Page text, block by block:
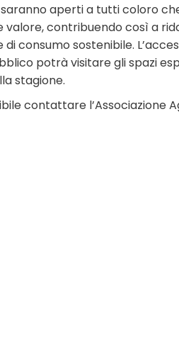
aperti a tutti coloro
contribuendo così a
consumo sostenibile.
potrà visitare gli spazi
stagione.
contattare l’Associazione